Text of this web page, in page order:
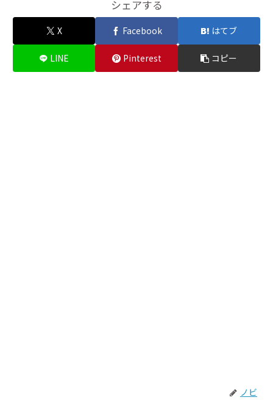
シェアする
X Facebook はてブ
LINE Pinterest コピー
ノビ